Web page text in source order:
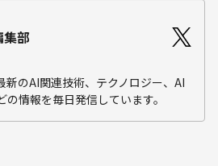
部
新のAI関連技術、テクノロジー、AI
情報を毎日発信しています。